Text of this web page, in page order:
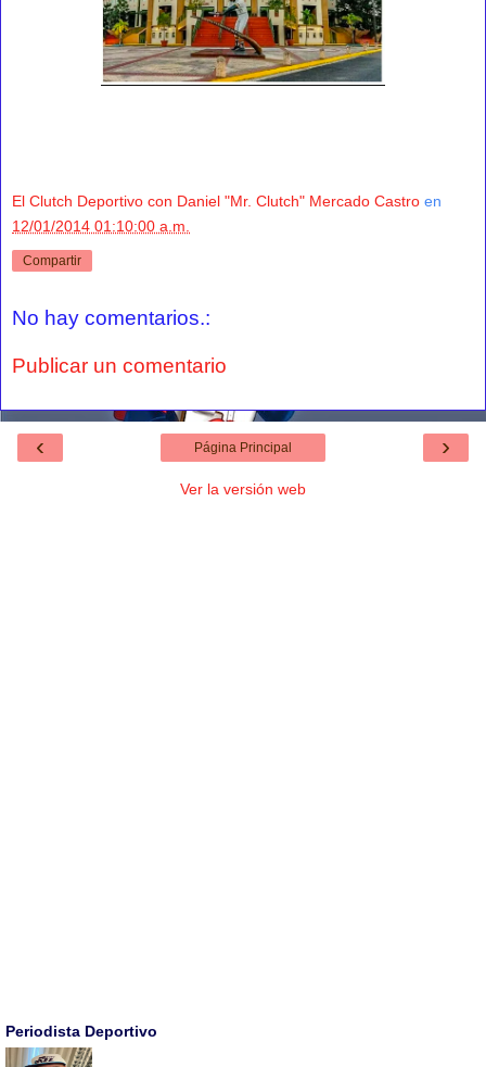
El Clutch Deportivo con Daniel "Mr. Clutch" Mercado Castro en
12/01/2014 01:10:00 a.m.
Compartir
No hay comentarios.:
Publicar un comentario
‹ ›
Página Principal
Ver la versión web
Periodista Deportivo